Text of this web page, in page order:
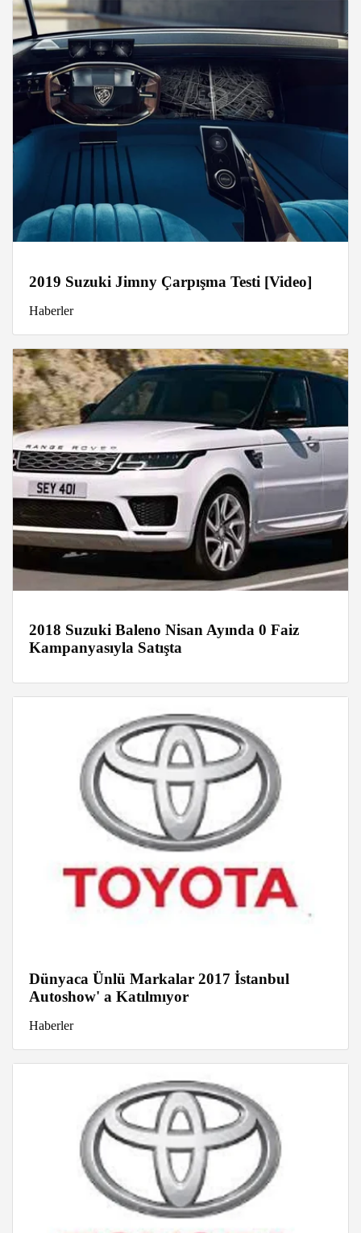
2019 Suzuki Jimny Çarpışma Testi [Video]
Haberler
2018 Suzuki Baleno Nisan Ayında 0 Faiz
Kampanyasıyla Satışta
Dünyaca Ünlü Markalar 2017 İstanbul
Autoshow' a Katılmıyor
Haberler